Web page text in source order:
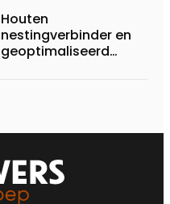
Houten
nestingverbinder en
geoptimaliseerd